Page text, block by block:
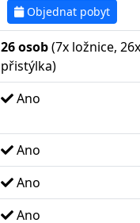
Objednat pobyt
26 osob(7x ložnice,
přistýlka)
Ano
Ano
Ano
Ano